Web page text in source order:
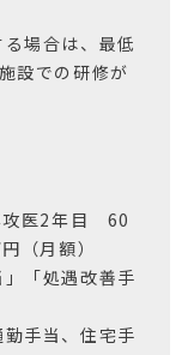
場合は、最低
設での研修が
攻医2年目 60
（月額）
「処遇改善手
手当、住宅手